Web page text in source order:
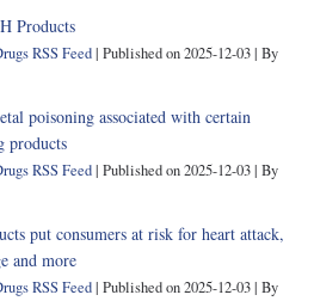
Products
RSS Feed Published on 2025-12-03 By
poisoning associated with certain
products
RSS Feed Published on 2025-12-03 By
put consumers at risk for heart attack,
and more
RSS Feed Published on 2025-12-03 By